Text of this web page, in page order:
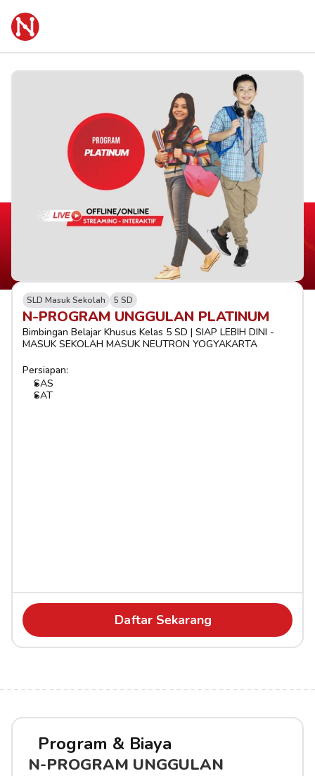
SLD Masuk Sekolah 5 SD
N-PROGRAM UNGGULAN PLATINUM
Bimbingan Belajar Khusus Kelas 5 SD | SIAP LEBIH DINI -
MASUK SEKOLAH MASUK NEUTRON YOGYAKARTA
Persiapan:
SAS
SAT
Daftar Sekarang
Program & Biaya
N-PROGRAM UNGGULAN